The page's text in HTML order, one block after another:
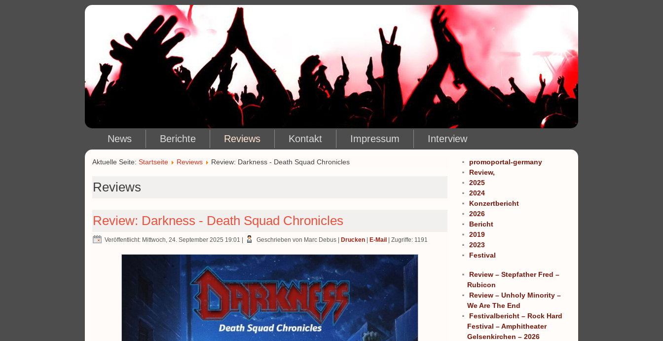
News Berichte Reviews Kontakt Impressum Interview
Aktuelle Seite: Startseite Reviews Review: Darkness - Death Squad Chronicles
Reviews
Review: Darkness - Death Squad Chronicles
Veröffentlicht: Mittwoch, 24. September 2025 19:01 Geschrieben von Marc Debus Drucken E-Mail | Zugriffe: 1191
promoportal-germany
Review,
2025
2024
Konzertbericht
2026
Bericht
2019
2023
Festival
Review – Stepfather Fred –
Rubicon
Review – Unholy Minority –
We Are The End
Festivalbericht – Rock Hard
Festival – Amphitheater
Gelsenkirchen – 2026